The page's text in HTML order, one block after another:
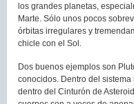
los grandes planetas,
Marte. Sólo unos pocos
órbitas irregulares y
chicle con el Sol.
Dos buenos ejemplos son
conocidos. Dentro del
dentro del Cinturón de